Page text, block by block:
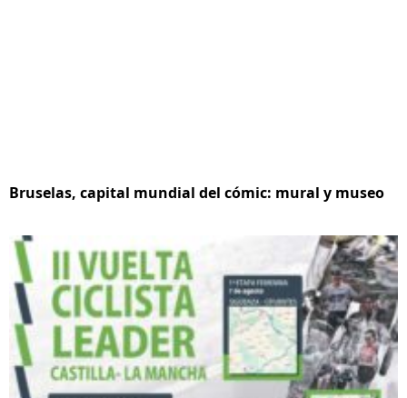
Bruselas, capital mundial del cómic: mural y museo